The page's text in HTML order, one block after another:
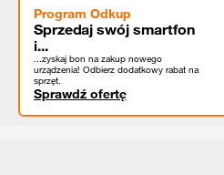
Program Odkup
Sprzedaj swój smartfon
i...
...zyskaj bon na zakup nowego
urządzenia! Odbierz dodatkowy rabat na
sprzęt.
Sprawdź ofertę